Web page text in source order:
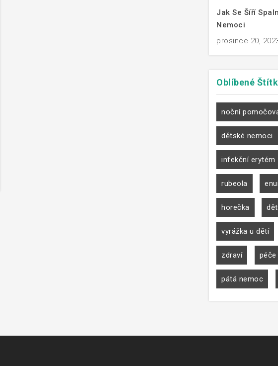
Jak Se Šíří
Nemoci
prosince 20,
Oblíbené
noční
dětské nemoci
infekční erytém
rubeola
horečka
vyrážka u dětí
zdraví
pátá nemoc